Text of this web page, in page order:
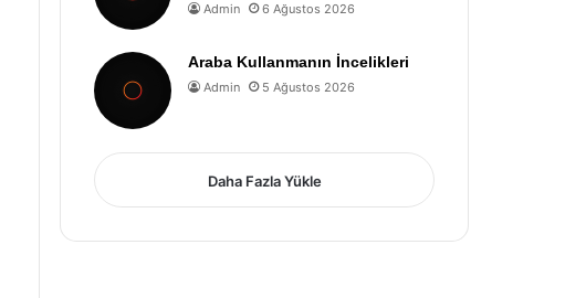
Admin 6 Ağustos 2026
Araba Kullanmanın İncelikleri
Admin 5 Ağustos 2026
Daha Fazla Yükle